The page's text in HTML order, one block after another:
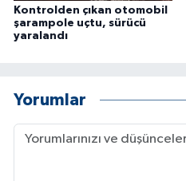
Kontrolden çıkan otomobil
şarampole uçtu, sürücü
yaralandı
Yorumlar